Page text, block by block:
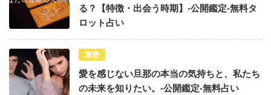
る？【特徴・出会う時期】-公開鑑定-無料タ
ロット占い
運勢
愛を感じない旦那の本当の気持ちと、私たち
の未来を知りたい。-公開鑑定-無料占い